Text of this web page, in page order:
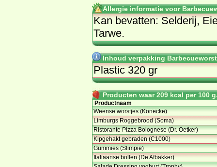
Allergie informatie voor
Kan bevatten: Selderij,
Tarwe.
Inhoud verpakking
Plastic 320 gr
Producten waar 209 kcal per 100
Productnaam
Weense worstjes (Könecke)
Limburgs Roggebrood (Soma)
Ristorante Pizza Bolognese (Dr. Oetker)
Kipgehakt gebraden (C1000)
Gummies (Slimpie)
Italiaanse bollen (De Afbakker)